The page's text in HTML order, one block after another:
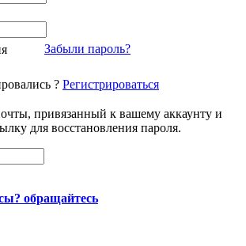
Забыли пароль?
? Регистрироваться
привязанный к вашему аккаунту и
для восстановления пароля.
обращайтесь